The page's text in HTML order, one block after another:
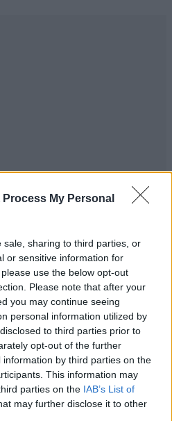
Process My Personal
sale, sharing to third parties, or
or sensitive information for
use the below opt-out
Please note that after your
you may continue seeing
personal information utilized by
to third parties prior to
opt-out of the further
by third parties on the
This information may
parties on the IAB’s List of
may further disclose it to other